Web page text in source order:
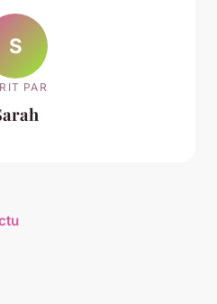
S
PAR